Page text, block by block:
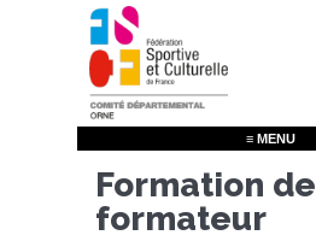
Aller
au
contenu
principal
≡ MENU
Formation de
formateur